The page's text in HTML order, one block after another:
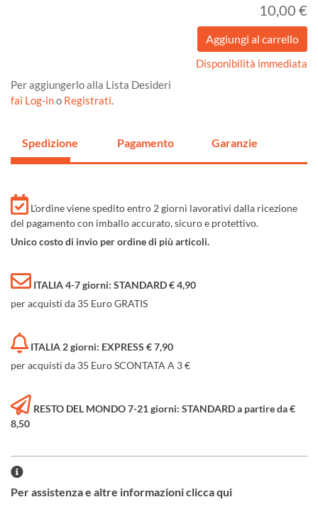
10,00 €
Disponibilità immediata
Per aggiungerlo alla Lista Desideri
fai Log-ino Registrati.
Spedizione Pagamento Garanzie
L'ordine viene spedito entro 2 giorni lavorativi dalla ricezione
del pagamento con imballo accurato, sicuro e protettivo.
Unico costo di invio per ordine di più articoli.
ITALIA 4-7 giorni: STANDARD € 4,90
per acquisti da 35 Euro GRATIS
ITALIA 2 giorni: EXPRESS € 7,90
per acquisti da 35 Euro SCONTATA A 3 €
RESTO DEL MONDO 7-21 giorni: STANDARD a partire da €
8,50
Per assistenza e altre informazioni clicca qui